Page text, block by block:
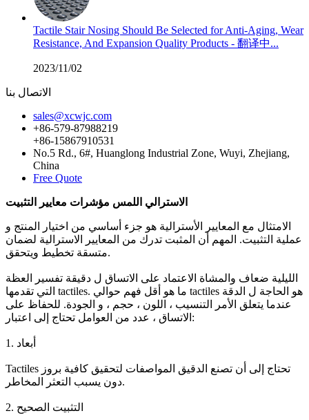
Tactile Stair Nosing Should Be Selected for Anti-Aging, Wear
Resistance, And Expansion Quality Products - 翻译中...
2023/11/02
الاتصال بنا
sales@xcwjc.com
+86-579-87988219
+86-15867910531
No.5 Rd., 6#, Huanglong Industrial Zone, Wuyi, Zhejiang,
China
Free Quote
الاسترالي اللمس مؤشرات معايير التثبيت
الامتثال مع المعايير الأسترالية هو جزء أساسي من اختيار المنتج و
عملية التثبيت. المهم أن المثبت تدرك من المعايير الاسترالية لضمان
متسقة تخطيط ويتحقق.
الليلية ضعاف والمشاة الاعتماد على الاتساق ل دقيقة تفسير العظة
التي تقدمها tactiles. ما هو أقل فهم حوالي tactiles هو الحاجة ل الدقة
عندما يتعلق الأمر التنسيب ، اللون ، حجم ، و الجودة. للحفاظ على
الاتساق ، عدد من العوامل تحتاج إلى اعتبار:
1. أبعاد
Tactiles تحتاج إلى أن تصنع الدقيق المواصفات لتحقيق كافية بروز
دون يسبب التعثر المخاطر.
2. التثبيت الصحيح